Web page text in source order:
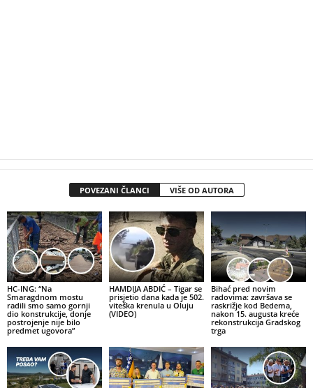
POVEZANI ČLANCI VIŠE OD AUTORA
HC-ING: “Na
Smaragdnom mostu
radili smo samo gornji
dio konstrukcije, donje
postrojenje nije bilo
predmet ugovora”
HAMDIJA ABDIĆ – Tigar se
prisjetio dana kada je 502.
viteška krenula u Oluju
(VIDEO)
Bihać pred novim
radovima: završava se
raskrižje kod Bedema,
nakon 15. augusta kreće
rekonstrukcija Gradskog
trga